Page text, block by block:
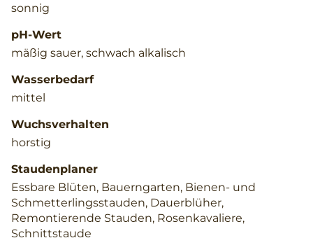
sonnig
pH-Wert
mäßig sauer, schwach alkalisch
Wasserbedarf
mittel
Wuchsverhalten
horstig
Staudenplaner
Essbare Blüten, Bauerngarten, Bienen- und
Schmetterlingsstauden, Dauerblüher,
Remontierende Stauden, Rosenkavaliere,
Schnittstaude